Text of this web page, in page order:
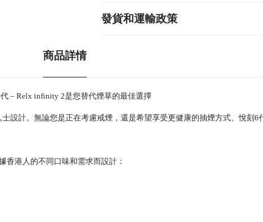
發貨和運輸政策
商品詳情
– Relx infinity 2是您替代煙草的最佳選擇
設計。無論您是正在考慮戒煙，還是希望享受更健康的抽煙方式、悅刻6
香港人的不同口味和需求而設計：